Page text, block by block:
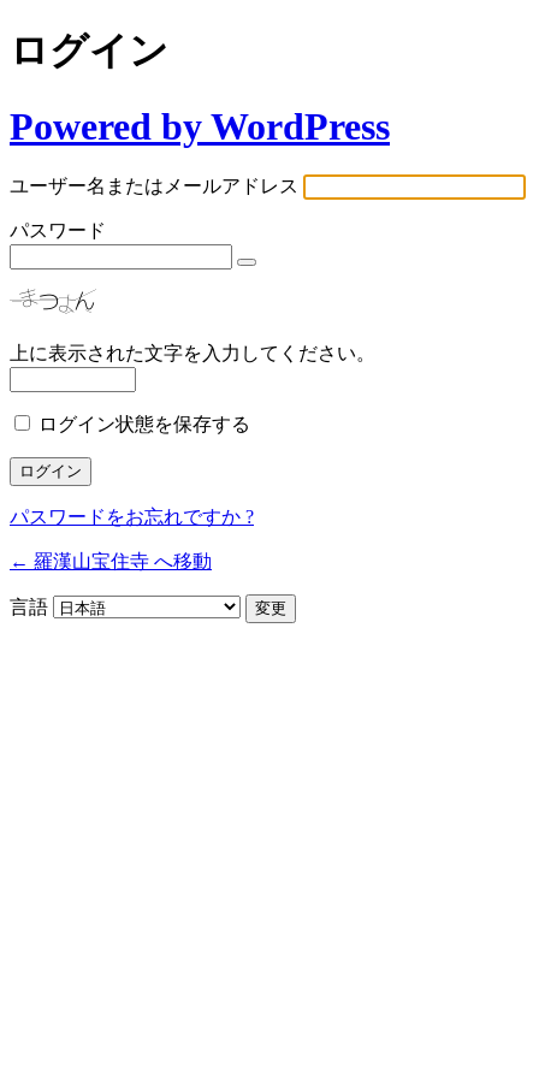
ログイン
Powered by WordPress
ユーザー名またはメールアドレス
パスワード
上に表示された文字を入力してください。
ログイン状態を保存する
パスワードをお忘れですか ?
← 羅漢山宝住寺 へ移動
言語